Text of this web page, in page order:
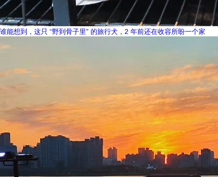
谁能想到，这只 “野到骨子里” 的旅行犬，2 年前还在收容所盼一个家